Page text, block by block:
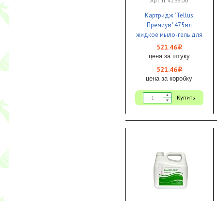
Картридж "Tellus
Премиум" 475мл
жидкое мыло-гель для
тела и волос SC2 1/8 ЧЗ
521.46i
цена за штуку
521.46i
цена за коробку
Купить